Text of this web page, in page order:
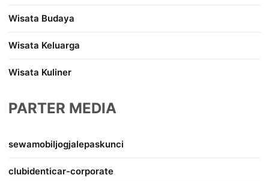
Wisata Budaya
Wisata Keluarga
Wisata Kuliner
PARTER MEDIA
sewamobiljogjalepaskunci
clubidenticar-corporate